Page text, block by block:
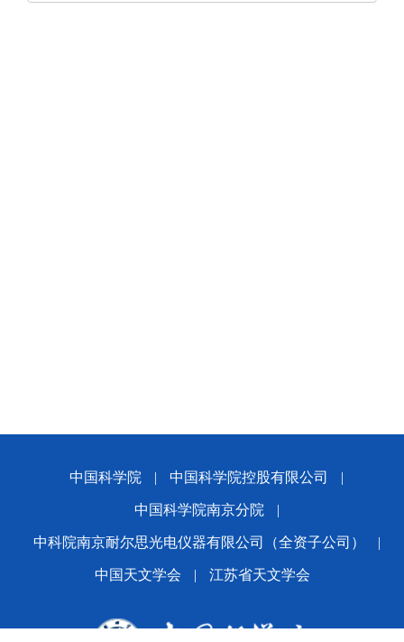
中国科学院 | 中国科学院控股有限公司 |
中国科学院南京分院 |
中科院南京耐尔思光电仪器有限公司（全资子公司） |
中国天文学会 | 江苏省天文学会